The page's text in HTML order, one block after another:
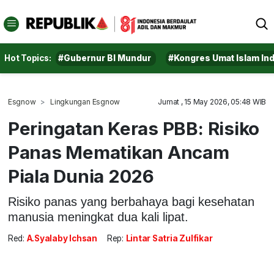
Hot Topics: #Gubernur BI Mundur #Kongres Umat Islam
Esgnow Lingkungan Esgnow Jumat , 15 May 2026, 05:48 WIB
Peringatan Keras PBB: Risiko
Panas Mematikan Ancam
Piala Dunia 2026
Risiko panas yang berbahaya bagi kesehatan
manusia meningkat dua kali lipat.
Red: A.Syalaby Ichsan Rep: Lintar Satria Zulfikar